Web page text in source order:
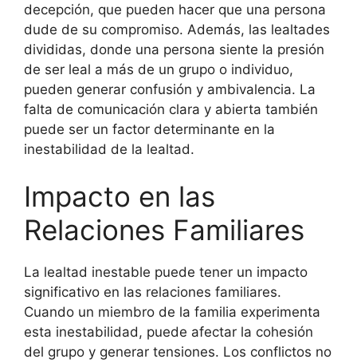
decepción, que pueden hacer que una persona
dude de su compromiso. Además, las lealtades
divididas, donde una persona siente la presión
de ser leal a más de un grupo o individuo,
pueden generar confusión y ambivalencia. La
falta de comunicación clara y abierta también
puede ser un factor determinante en la
inestabilidad de la lealtad.
Impacto en las
Relaciones Familiares
La lealtad inestable puede tener un impacto
significativo en las relaciones familiares.
Cuando un miembro de la familia experimenta
esta inestabilidad, puede afectar la cohesión
del grupo y generar tensiones. Los conflictos no